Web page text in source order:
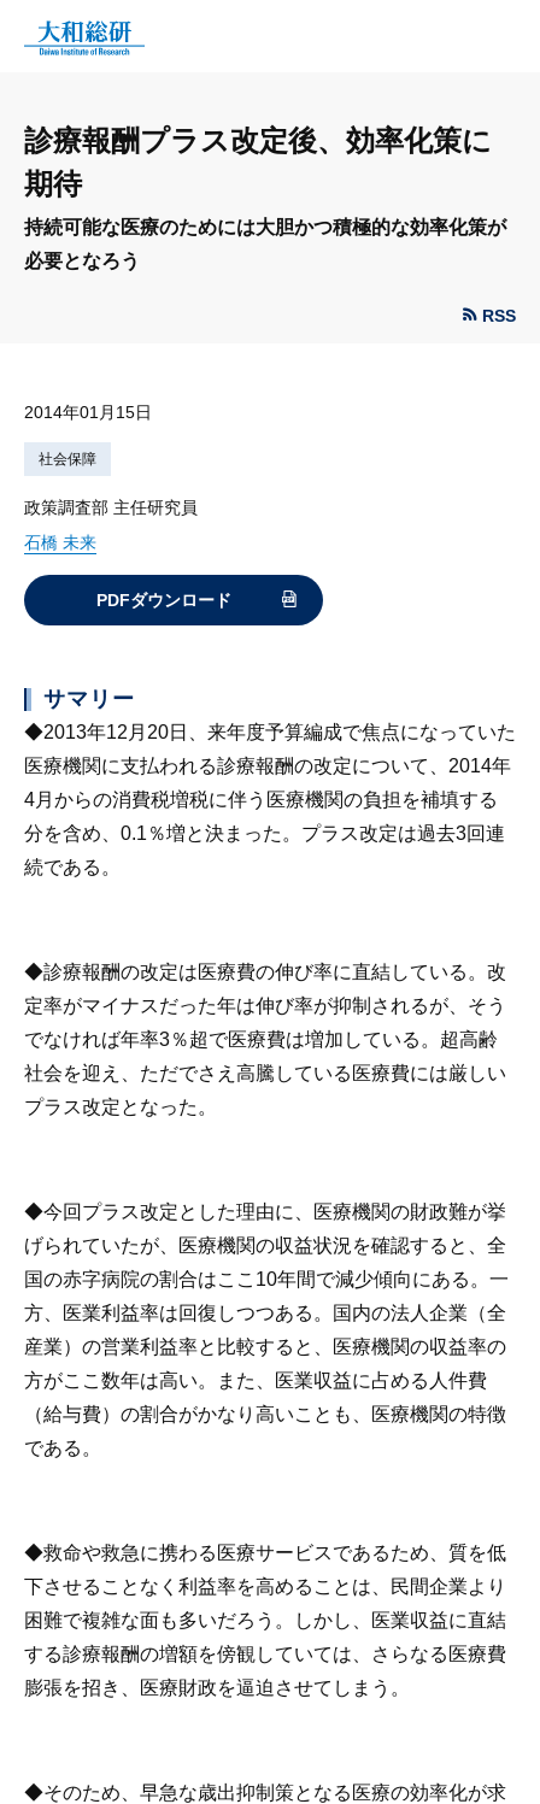
診療報酬プラス改定後、効率化策に
期待
持続可能な医療のためには大胆かつ積極的な効率化策が
必要となろう
RSS
2014年01月15日
社会保障
政策調査部 主任研究員
石橋 未来
PDFダウンロード
サマリー
◆2013年12月20日、来年度予算編成で焦点になっていた
医療機関に支払われる診療報酬の改定について、2014年
4月からの消費税増税に伴う医療機関の負担を補填する
分を含め、0.1％増と決まった。プラス改定は過去3回連
続である。
◆診療報酬の改定は医療費の伸び率に直結している。改
定率がマイナスだった年は伸び率が抑制されるが、そう
でなければ年率3％超で医療費は増加している。超高齢
社会を迎え、ただでさえ高騰している医療費には厳しい
プラス改定となった。
◆今回プラス改定とした理由に、医療機関の財政難が挙
げられていたが、医療機関の収益状況を確認すると、全
国の赤字病院の割合はここ10年間で減少傾向にある。一
方、医業利益率は回復しつつある。国内の法人企業（全
産業）の営業利益率と比較すると、医療機関の収益率の
方がここ数年は高い。また、医業収益に占める人件費
（給与費）の割合がかなり高いことも、医療機関の特徴
である。
◆救命や救急に携わる医療サービスであるため、質を低
下させることなく利益率を高めることは、民間企業より
困難で複雑な面も多いだろう。しかし、医業収益に直結
する診療報酬の増額を傍観していては、さらなる医療費
膨張を招き、医療財政を逼迫させてしまう。
◆そのため、早急な歳出抑制策となる医療の効率化が求